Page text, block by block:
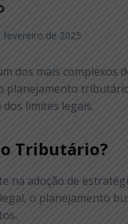
fevereiro de 2025
dos mais complexos
planejamento
limites legais.
Tributário?
na adoção de
o planejamento